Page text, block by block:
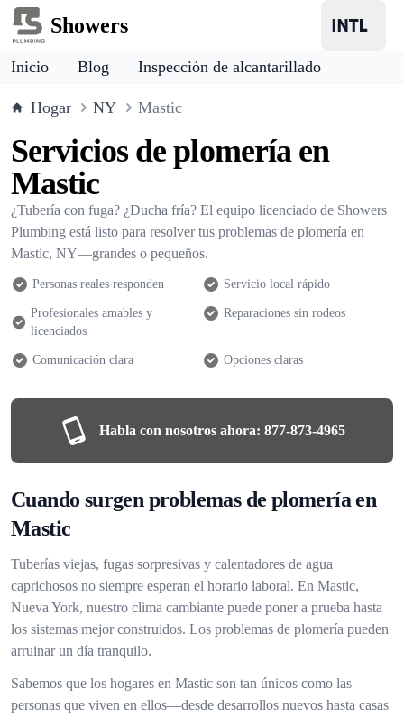
Showers
Inicio Blog Inspección de alcantarillado
Hogar NY Mastic
Servicios de plomería en
Mastic
¿Tubería con fuga? ¿Ducha fría? El equipo licenciado de Showers
Plumbing está listo para resolver tus problemas de plomería en
Mastic, NY—grandes o pequeños.
Personas reales responden Servicio local rápido
Profesionales amables y
licenciados
Reparaciones sin rodeos
Comunicación clara Opciones claras
Habla con nosotros ahora: 877-873-4965
Cuando surgen problemas de plomería en
Mastic
Tuberías viejas, fugas sorpresivas y calentadores de agua
caprichosos no siempre esperan el horario laboral. En Mastic,
Nueva York, nuestro clima cambiante puede poner a prueba hasta
los sistemas mejor construidos. Los problemas de plomería pueden
arruinar un día tranquilo.
Sabemos que los hogares en Mastic son tan únicos como las
personas que viven en ellos—desde desarrollos nuevos hasta casas